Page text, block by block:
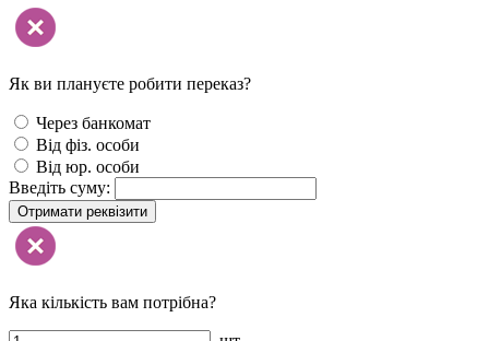
Як ви плануєте робити переказ?
Через банкомат
Від фіз. особи
Від юр. особи
Введіть суму:
Отримати реквізити
Яка кількість вам потрібна?